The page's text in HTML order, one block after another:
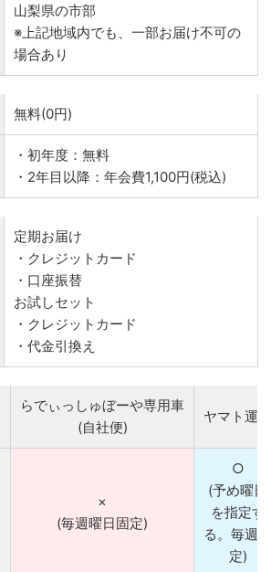
山梨県の市部
※上記地域内でも、一部お届け不可の
場合あり
無料(0円)
・初年度：無料
・2年目以降：年会費1,100円(税込)
定期お届け
・クレジットカード
・口座振替
お試しセット
・クレジットカード
・代金引換え
らでぃっしゅぼーや専用車
(自社便)
ヤマト運輸
×
(毎週曜日固定)
○
(予め曜日
を指定す
る。毎週固
定)